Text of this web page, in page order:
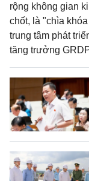
rộng không gian
chốt, là "chìa
trung tâm phát
tăng trưởng